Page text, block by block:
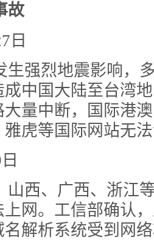
故
日
生强烈地震影响，
中国大陆至台湾
量中断，国际港
虎等国际网站无
山西、广西、浙江
网。工信部确认
解析系统受到网